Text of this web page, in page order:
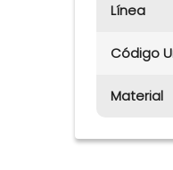
Línea
Código
Material